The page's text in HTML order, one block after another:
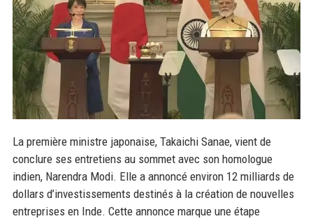
La première ministre japonaise, Takaichi Sanae, vient de
conclure ses entretiens au sommet avec son homologue
indien, Narendra Modi. Elle a annoncé environ 12 milliards de
dollars d’investissements destinés à la création de nouvelles
entreprises en Inde. Cette annonce marque une étape